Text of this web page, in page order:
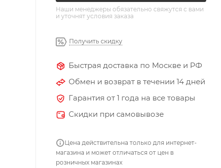
Наши менеджеры обязательно свяжутся с вами
и уточнят условия заказа
Получить скидку
Быстрая доставка по Москве и РФ
Обмен и возврат в течении 14 дней
Гарантия от 1 года на все товары
Скидки при самовывозе
Цена действительна только для интернет-
магазина и может отличаться от цен в
розничных магазинах